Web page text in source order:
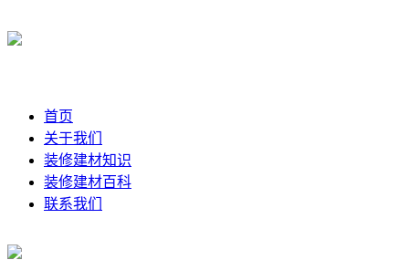
首页
关于我们
装修建材知识
装修建材百科
联系我们